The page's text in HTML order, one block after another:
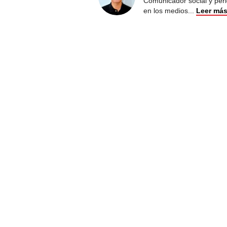
en los medios... Leer más